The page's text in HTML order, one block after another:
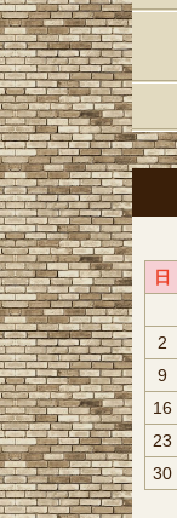
日
2
9
16
23
30